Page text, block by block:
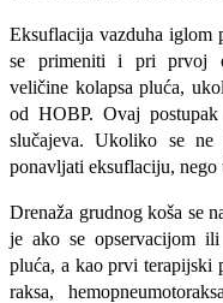
Eksuflacija vazduha iglom
se primeniti i pri prvoj
veličine kolapsa pluća,
od HOBP. Ovaj
slučajeva. Ukoliko se ne
ponavljati eksuflaciju, nego
Drenaža grudnog koša se
je ako se opservacijom ili
pluća, a kao prvi terapijski
raksa,